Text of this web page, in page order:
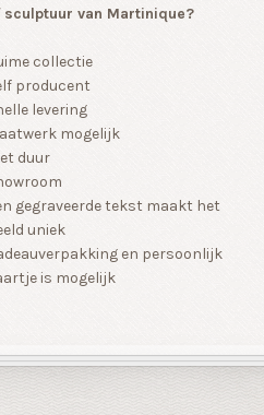
sculptuur van Martinique?
collectie
producent
levering
mogelijk
duur
gegraveerde tekst maakt het
uniek
en persoonlijk
is mogelijk